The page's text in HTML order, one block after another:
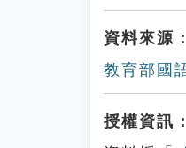
資料來源：
教育部國
授權資訊：